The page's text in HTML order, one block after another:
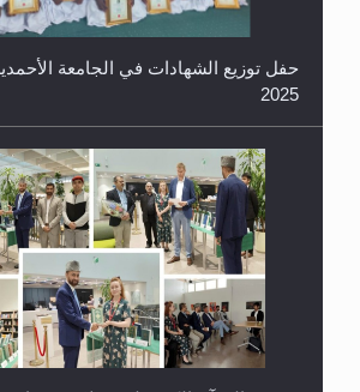
معرض القرآن الكريم لمدة ثلاثين يوما في
ريهيماكي في فنلند